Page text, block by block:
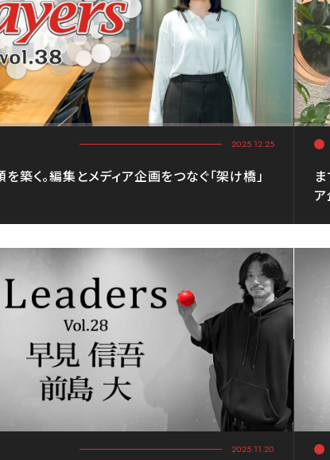
2025.12.25
築く。編集とメディア企画をつなぐ「架け橋」
2025.11.20